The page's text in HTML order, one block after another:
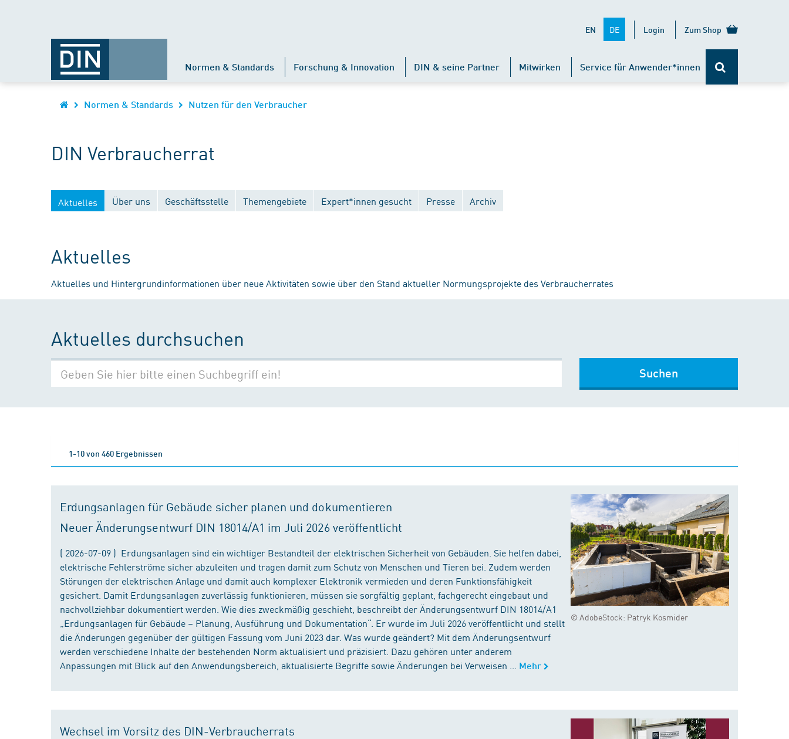
EN DE Login Zum Shop
Normen & Standards Forschung & Innovation DIN & seine Partner Mitwirken Service für Anwender*innen
Normen & Standards Nutzen für den Verbraucher
DIN Verbraucherrat
Aktuelles Über uns Geschäftsstelle Themengebiete Expert*innen gesucht Presse Archiv
Aktuelles
Aktuelles und Hintergrundinformationen über neue Aktivitäten sowie über den Stand aktueller Normungsprojekte des Verbraucherrates
Aktuelles durchsuchen
Suchen
1-10 von 460 Ergebnissen
© AdobeStock: Patryk Kosmider
Erdungsanlagen für Gebäude sicher planen und dokumentieren
Neuer Änderungsentwurf DIN 18014/A1 im Juli 2026 veröffentlicht
( 2026-07-09 ) Erdungsanlagen sind ein wichtiger Bestandteil der elektrischen Sicherheit von Gebäuden. Sie helfen dabei,
elektrische Fehlerströme sicher abzuleiten und tragen damit zum Schutz von Menschen und Tieren bei. Zudem werden
Störungen der elektrischen Anlage und damit auch komplexer Elektronik vermieden und deren Funktionsfähigkeit
gesichert. Damit Erdungsanlagen zuverlässig funktionieren, müssen sie sorgfältig geplant, fachgerecht eingebaut und
nachvollziehbar dokumentiert werden. Wie dies zweckmäßig geschieht, beschreibt der Änderungsentwurf DIN 18014/A1
„Erdungsanlagen für Gebäude – Planung, Ausführung und Dokumentation“. Er wurde im Juli 2026 veröffentlicht und stellt
die Änderungen gegenüber der gültigen Fassung vom Juni 2023 dar. Was wurde geändert? Mit dem Änderungsentwurf
werden verschiedene Inhalte der bestehenden Norm aktualisiert und präzisiert. Dazu gehören unter anderem
Anpassungen mit Blick auf den Anwendungsbereich, aktualisierte Begriffe sowie Änderungen bei Verweisen ...
Mehr
Wechsel im Vorsitz des DIN-Verbraucherrats